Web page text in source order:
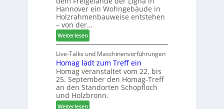
n
t
a
g
r
u
n
d
-
e
r
b
i
n
d
h
e
m
a
d
e
r
I
n
t
e
Hannover ein Wohngebäude in
Holzrahmenbauweise entstehen
– von der…
Weiterlesen:
L
i
g
n
a
z
e
i
Live-Talks und Maschinenvorführungen
Homag lädt zum Treff ein
Homag veranstaltet vom 22. bis
25. September den Homag-Treff
an den Standorten Schopfloch
und Holzbronn.
Weiterlesen: